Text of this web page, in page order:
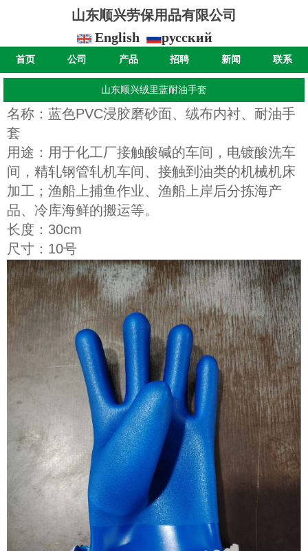
山东顺兴劳保用品有限公司
English
русский
首页 公司 产品 招聘 新闻 联系
山东顺兴绒里蓝耐油手套
名称：蓝色PVC浸胶磨砂面、绒布内衬、 耐油手
套
用途：用于化工厂接触酸碱的车间，电镀酸洗车
间，精轧钢管轧机车间、接触到油类的机械机床
加工；渔船上捕鱼作业、渔船上岸后分拣海产
品、冷库海鲜的搬运等。
长度：30cm
尺寸：10号